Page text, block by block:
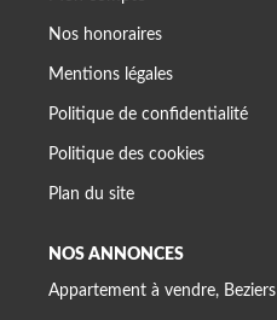
Nos honoraires
Mentions légales
Politique de confidentialité
Politique des cookies
Plan du site
NOS ANNONCES
Appartement à vendre, Beziers